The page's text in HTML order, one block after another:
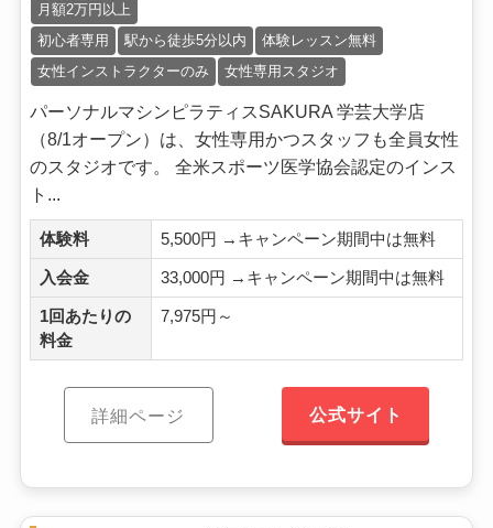
月額2万円以上
初心者専用
駅から徒歩5分以内
体験レッスン無料
女性インストラクターのみ
女性専用スタジオ
パーソナルマシンピラティスSAKURA 学芸大学店
（8/1オープン）は、女性専用かつスタッフも全員女性
のスタジオです。 全米スポーツ医学協会認定のインス
ト...
体験料 5,500円 →キャンペーン期間中は無料
入会金 33,000円 →キャンペーン期間中は無料
1回あたりの
料金
7,975円～
詳細ページ 公式サイト